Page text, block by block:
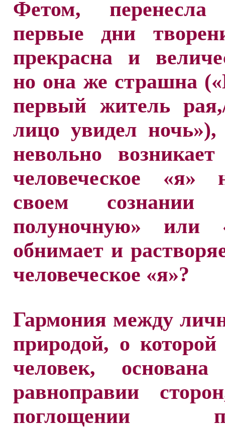
Фетом,
первые дни
прекрасна и
но она же страшна
первый житель
лицо увидел
невольно
человеческое «я»
своем сознании
полуночную» или
обнимает и
человеческое «я»?
Гармония между
природой, о которой
человек,
равноправии
поглощении